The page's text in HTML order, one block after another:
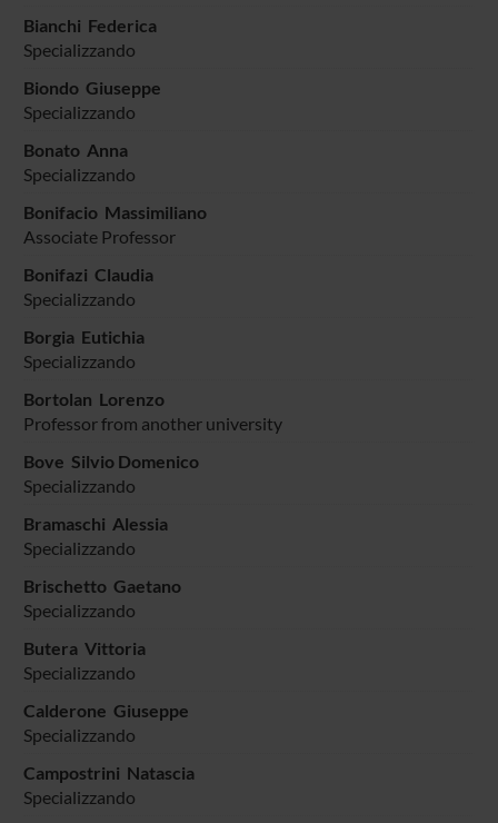
Bianchi Federica
Specializzando
Biondo Giuseppe
Specializzando
Bonato Anna
Specializzando
Bonifacio Massimiliano
Associate Professor
Bonifazi Claudia
Specializzando
Borgia Eutichia
Specializzando
Bortolan Lorenzo
Professor from another university
Bove Silvio Domenico
Specializzando
Bramaschi Alessia
Specializzando
Brischetto Gaetano
Specializzando
Butera Vittoria
Specializzando
Calderone Giuseppe
Specializzando
Campostrini Natascia
Specializzando